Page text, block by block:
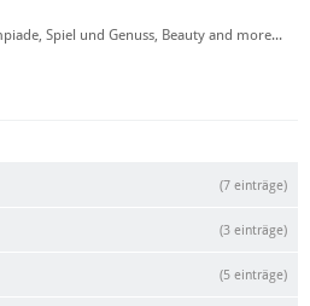
Spiel und Genuss, Beauty and more...
(7 einträge)
(3 einträge)
(5 einträge)